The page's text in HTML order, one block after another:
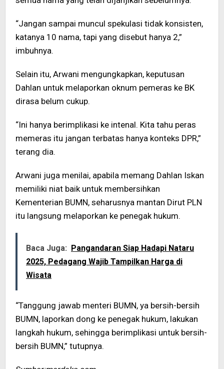
“Jangan sampai muncul spekulasi tidak konsisten,
katanya 10 nama, tapi yang disebut hanya 2,”
imbuhnya.
Selain itu, Arwani mengungkapkan, keputusan
Dahlan untuk melaporkan oknum pemeras ke BK
dirasa belum cukup.
“Ini hanya berimplikasi ke intenal. Kita tahu peras
memeras itu jangan terbatas hanya konteks DPR,”
terang dia.
Arwani juga menilai, apabila memang Dahlan Iskan
memiliki niat baik untuk membersihkan
Kementerian BUMN, seharusnya mantan Dirut PLN
itu langsung melaporkan ke penegak hukum.
Baca Juga: Pangandaran Siap Hadapi Nataru
2025, Pedagang Wajib Tampilkan Harga di
Wisata
“Tanggung jawab menteri BUMN, ya bersih-bersih
BUMN, laporkan dong ke penegak hukum, lakukan
langkah hukum, sehingga berimplikasi untuk bersih-
bersih BUMN,” tutupnya.